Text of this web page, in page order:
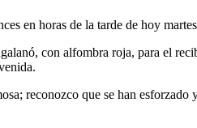
en horas de la tarde de hoy
con alfombra roja, para el
reconozco que se han